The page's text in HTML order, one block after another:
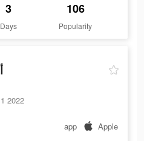
3
Days
106
Popularity
2022
app Apple